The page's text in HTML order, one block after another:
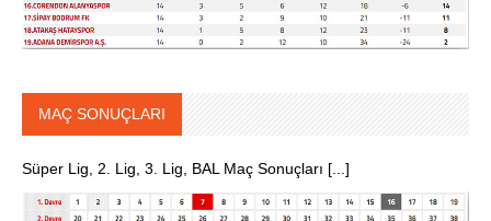
MAÇ SONUÇLARI
Süper Lig, 2. Lig, 3. Lig, BAL Maç Sonuçları [...]